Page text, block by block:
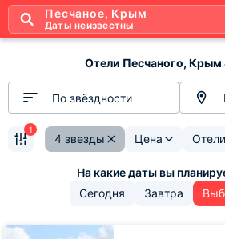
Песчаное, Крым
Даты неизвестны
Отели Песчаного, Крым
По звёздности
4 звезды Цена Отели
1
Сегодня Завтра
Отель